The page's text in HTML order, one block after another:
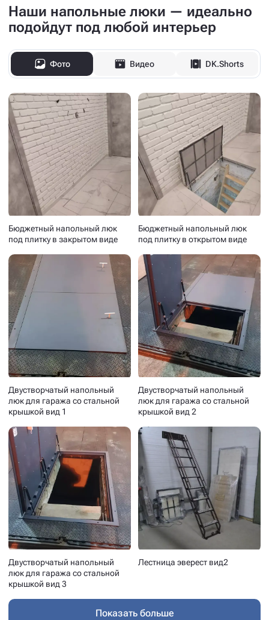
Наши напольные люки — идеально
подойдут под любой интерьер
Фото Видео DK.Shorts
Бюджетный напольный люк
под плитку в закрытом виде
Бюджетный напольный люк
под плитку в открытом виде
Двустворчатый напольный
люк для гаража со стальной
крышкой вид 1
Двустворчатый напольный
люк для гаража со стальной
крышкой вид 2
Двустворчатый напольный
люк для гаража со стальной
крышкой вид 3
Лестница эверест вид2
Показать больше